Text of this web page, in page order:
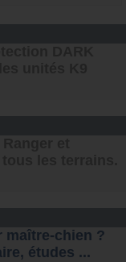
maître-chien ?
études ...